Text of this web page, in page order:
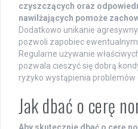
czyszczących oraz
nawilżających pomoże
Dodatkowo unikanie
pozwoli zapobiec
Regularne używanie
pozwala cieszyć się dobrą
ryzyko wystąpienia
Jak dbać o cerę